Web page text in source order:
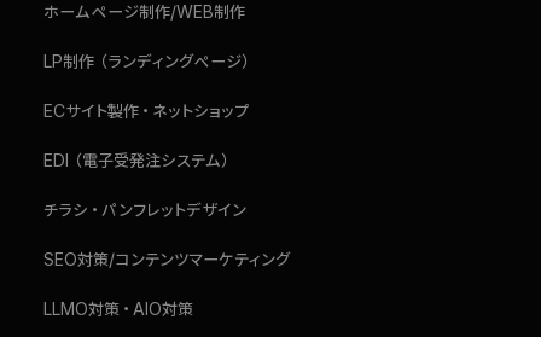
ホームページ制作/WEB制作
LP制作（ランディングページ）
ECサイト製作・ネットショップ
EDI（電子受発注システム）
チラシ・パンフレットデザイン
SEO対策/コンテンツマーケティング
LLMO対策・AIO対策